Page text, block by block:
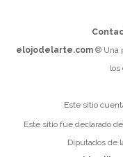
elojodelarte.com® Una
los
Este sitio
Este sitio fue declarado
Diputados de